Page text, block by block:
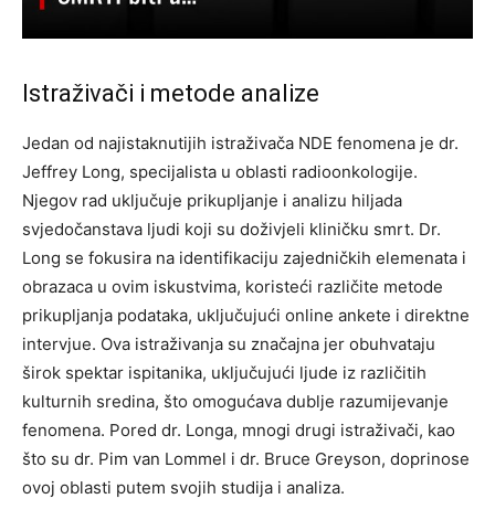
Istraživači i metode analize
Jedan od najistaknutijih istraživača NDE fenomena je dr.
Jeffrey Long, specijalista u oblasti radioonkologije.
Njegov rad uključuje prikupljanje i analizu hiljada
svjedočanstava ljudi koji su doživjeli kliničku smrt. Dr.
Long se fokusira na identifikaciju zajedničkih elemenata i
obrazaca u ovim iskustvima, koristeći različite metode
prikupljanja podataka, uključujući online ankete i direktne
intervjue. Ova istraživanja su značajna jer obuhvataju
širok spektar ispitanika, uključujući ljude iz različitih
kulturnih sredina, što omogućava dublje razumijevanje
fenomena. Pored dr. Longa, mnogi drugi istraživači, kao
što su dr. Pim van Lommel i dr. Bruce Greyson, doprinose
ovoj oblasti putem svojih studija i analiza.